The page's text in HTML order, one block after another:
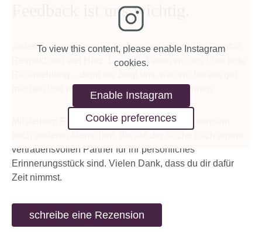
To view this content, please enable Instagram
cookies.
Enable Instagram
Cookie preferences
Feedback ist uns wichtig.
Jedes Erinnerungsstück fertigen wir mit größter Sorgfalt,
Respekt und viel Herz. Deshalb freuen wir uns über jede
machen und wo wir noch besser werden können.
Mit deinem Feedback hilfst du nicht nur uns, sondern
vertrauensvollen Partner für ihr persönliches
Erinnerungsstück sind. Vielen Dank, dass du dir dafür
Zeit nimmst.
schreibe eine Rezension